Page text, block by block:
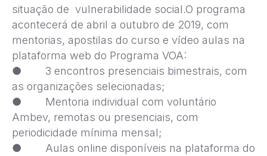
situação de vulnerabilidade social.O programa
acontecerá de abril a outubro de 2019, com
mentorias, apostilas do curso e vídeo aulas na
plataforma web do Programa VOA:
● 3 encontros presenciais bimestrais, com
as organizações selecionadas;
● Mentoria individual com voluntário
Ambev, remotas ou presenciais, com
periodicidade mínima mensal;
● Aulas online disponíveis na plataforma do